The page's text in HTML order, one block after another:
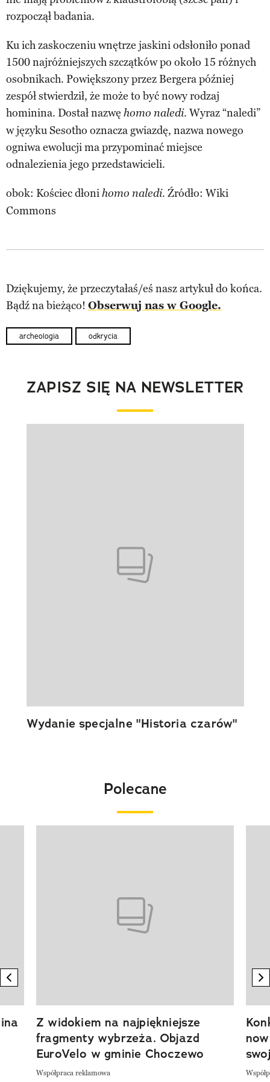
rozpoczął badania.
Ku ich zaskoczeniu wnętrze jaskini odsłoniło ponad
1500 najróżniejszych szczątków po około 15 różnych
osobnikach. Powiększony przez Bergera później
zespół stwierdził, że może to być nowy rodzaj
hominina. Dostał nazwę homo naledi. Wyraz “naledi”
w języku Sesotho oznacza gwiazdę, nazwa nowego
ogniwa ewolucji ma przypominać miejsce
odnalezienia jego przedstawicieli.
obok: Kościec dłonihomo naledi. Źródło: Wiki
Commons
Dziękujemy, że przeczytałaś/eś nasz artykuł do końca.
Bądź na bieżąco! Obserwuj nas w Google.
archeologia odkrycia
ZAPISZ SIĘ NA NEWSLETTER
Wydanie specjalne "Historia czarów"
Polecane
previous element
Z widokiem na najpiękniejsze
fragmenty wybrzeża. Objazd
EuroVelo w gminie Choczewo
Współpraca reklamowa